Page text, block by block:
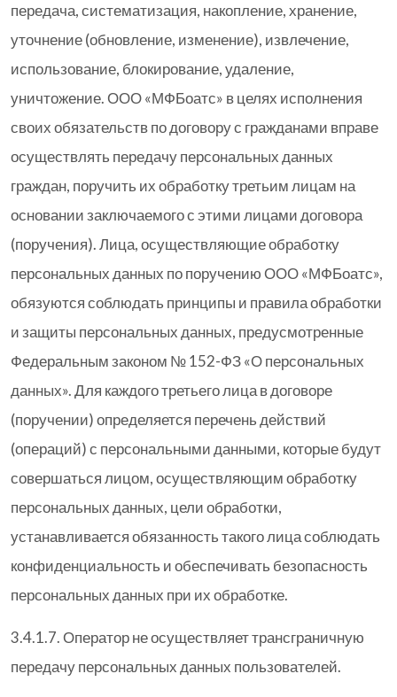
передача, систематизация, накопление, хранение,
уточнение (обновление, изменение), извлечение,
использование, блокирование, удаление,
уничтожение. ООО «МФБоатс» в целях исполнения
своих обязательств по договору с гражданами вправе
осуществлять передачу персональных данных
граждан, поручить их обработку третьим лицам на
основании заключаемого с этими лицами договора
(поручения). Лица, осуществляющие обработку
персональных данных по поручению ООО «МФБоатс»,
обязуются соблюдать принципы и правила обработки
и защиты персональных данных, предусмотренные
Федеральным законом № 152-ФЗ «О персональных
данных». Для каждого третьего лица в договоре
(поручении) определяется перечень действий
(операций) с персональными данными, которые будут
совершаться лицом, осуществляющим обработку
персональных данных, цели обработки,
устанавливается обязанность такого лица соблюдать
конфиденциальность и обеспечивать безопасность
персональных данных при их обработке.
3.4.1.7. Оператор не осуществляет трансграничную
передачу персональных данных пользователей.